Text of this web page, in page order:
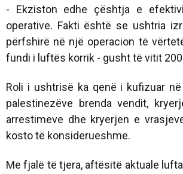
- Ekziston edhe çështja e
operative. Fakti është se ushtria
përfshirë në një operacion të
fundi i luftës korrik - gusht të vitit
Roli i ushtrisë ka qenë i kufizuar
palestinezëve brenda vendit,
arrestimeve dhe kryerjen e
kosto të konsiderueshme.
Me fjalë të tjera, aftësitë aktuale